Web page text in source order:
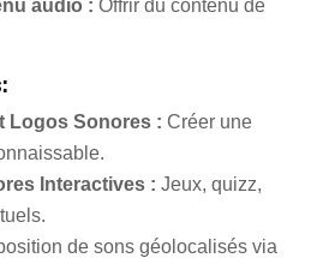
audio : Offrir du contenu de
Logos Sonores : Créer une
Interactives : Jeux, quizz,
de sons géolocalisés via